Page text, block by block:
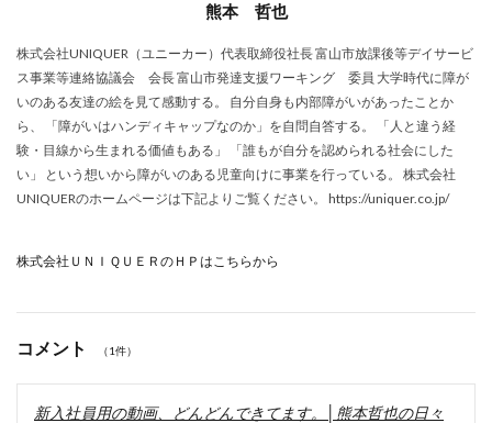
熊本 哲也
株式会社UNIQUER（ユニーカー）代表取締役社長 富山市放課後等デイサービ
ス事業等連絡協議会 会長 富山市発達支援ワーキング 委員 大学時代に障が
いのある友達の絵を見て感動する。 自分自身も内部障がいがあったことか
ら、 「障がいはハンディキャップなのか」を自問自答する。 「人と違う経
験・目線から生まれる価値もある」 「誰もが自分を認められる社会にした
い」 という想いから障がいのある児童向けに事業を行っている。 株式会社
UNIQUERのホームページは下記よりご覧ください。 https://uniquer.co.jp/
株式会社ＵＮＩＱＵＥＲのＨＰはこちらから
コメント （1件）
新入社員用の動画、どんどんできてます。│熊本哲也の日々